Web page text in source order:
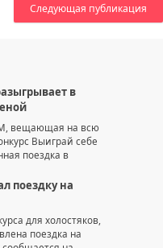
Следующая публикация
в
вещающая на всю
Выиграй себе
поездка в
поездку на
для холостяков,
поездка на